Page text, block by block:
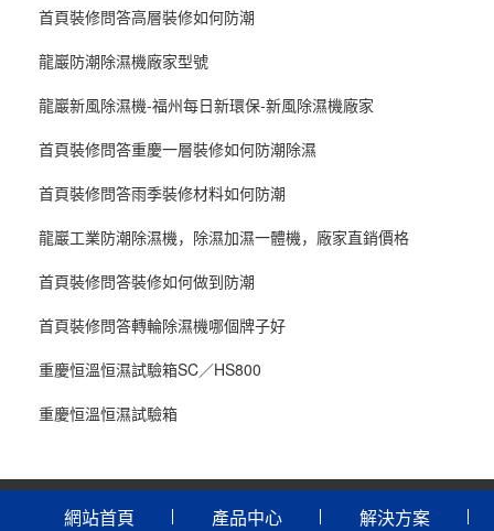
首頁裝修問答高層裝修如何防潮
龍巖防潮除濕機廠家型號
龍巖新風除濕機-福州每日新環保-新風除濕機廠家
首頁裝修問答重慶一層裝修如何防潮除濕
首頁裝修問答雨季裝修材料如何防潮
龍巖工業防潮除濕機，除濕加濕一體機，廠家直銷價格
首頁裝修問答裝修如何做到防潮
首頁裝修問答轉輪除濕機哪個牌子好
重慶恒溫恒濕試驗箱SC／HS800
重慶恒溫恒濕試驗箱
網站首頁 產品中心 解決方案